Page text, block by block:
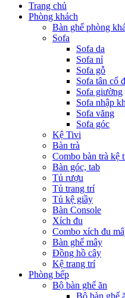
Trang chủ
Phòng khách
Bàn ghế phòng
Sofa
Sofa da
Sofa nỉ
Sofa gỗ
Sofa tân cổ
Sofa giường
Sofa nhập
Sofa văng
Sofa góc
Kệ Tivi
Bàn trà
Combo bàn trà kệ
Bàn góc, tab
Tủ rượu
Tủ trang trí
Tủ kệ giầy
Bàn Console
Xích đu
Combo xích đu
Bàn ghế mây
Đồng hồ cây
Kệ trang trí
Phòng bếp
Bộ bàn ghế ăn